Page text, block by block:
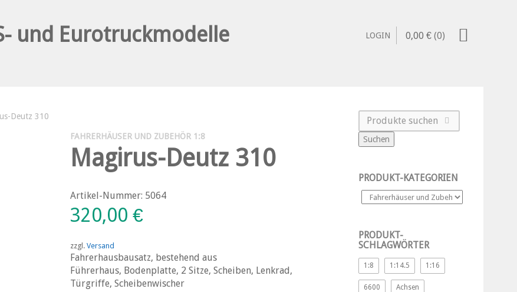
0,00 € (0)
LOGIN
Suchen
PRODUKT-KATEGORIEN
PRODUKT-
SCHLAGWÖRTER
1:8 1:14.5 1:16
6600 Achsen
Deutz 310
FAHRERHÄUSER UND ZUBEHÖR 1:8
Magirus-Deutz 310
Artikel-Nummer: 5064
320,00€
zzgl.Versand
Fahrerhausbausatz, bestehend aus
Führerhaus, Bodenplatte, 2 Sitze, Scheiben, Lenkrad,
Türgriffe, Scheibenwischer